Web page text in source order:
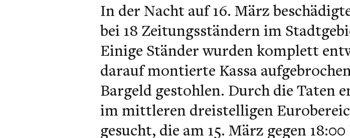
In der Nacht auf 16. März
bei 18 Zeitungsständern im
Einige Ständer wurden komplett
darauf montierte Kassa
Bargeld gestohlen. Durch die Taten
im mittleren dreistelligen
gesucht, die am 15. März gegen